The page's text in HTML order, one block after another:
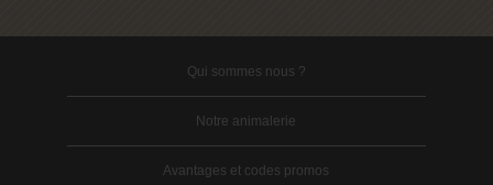
Qui sommes nous ?
Notre animalerie
Avantages et codes promos